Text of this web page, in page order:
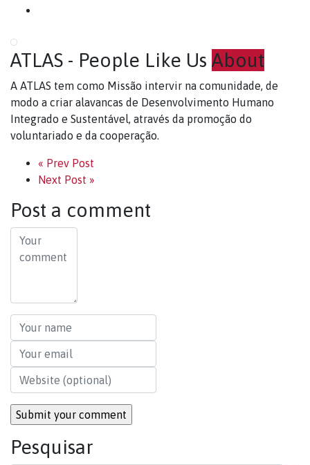
ATLAS - People Like Us About
A ATLAS tem como Missão intervir na comunidade, de
modo a criar alavancas de Desenvolvimento Humano
Integrado e Sustentável, através da promoção do
voluntariado e da cooperação.
« Prev Post
Next Post »
Post a comment
Pesquisar